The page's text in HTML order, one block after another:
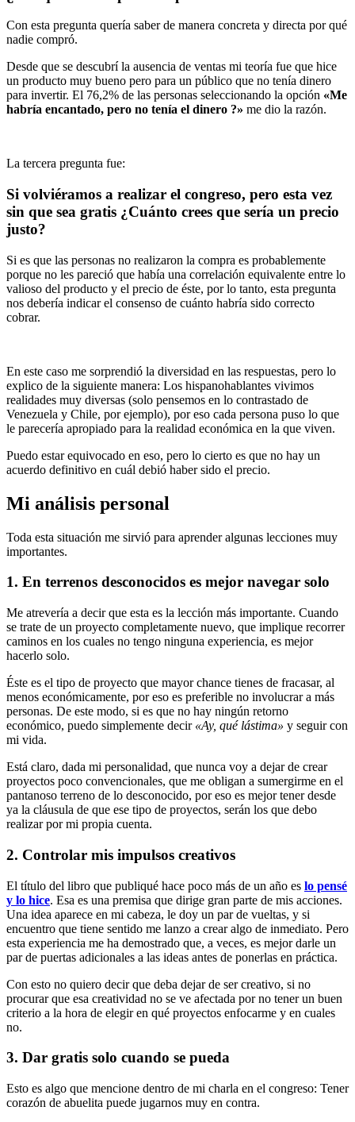
Con esta pregunta quería saber de manera concreta y directa por qué
nadie compró.
Desde que se descubrí la ausencia de ventas mi teoría fue que hice
un producto muy bueno pero para un público que no tenía dinero
para invertir. El 76,2% de las personas seleccionando la opción «Me
habría encantado, pero no tenía el dinero ?» me dio la razón.
La tercera pregunta fue:
Si volviéramos a realizar el congreso, pero esta vez
sin que sea gratis ¿Cuánto crees que sería un precio
justo?
Si es que las personas no realizaron la compra es probablemente
porque no les pareció que había una correlación equivalente entre lo
valioso del producto y el precio de éste, por lo tanto, esta pregunta
nos debería indicar el consenso de cuánto habría sido correcto
cobrar.
En este caso me sorprendió la diversidad en las respuestas, pero lo
explico de la siguiente manera: Los hispanohablantes vivimos
realidades muy diversas (solo pensemos en lo contrastado de
Venezuela y Chile, por ejemplo), por eso cada persona puso lo que
le parecería apropiado para la realidad económica en la que viven.
Puedo estar equivocado en eso, pero lo cierto es que no hay un
acuerdo definitivo en cuál debió haber sido el precio.
Mi análisis personal
Toda esta situación me sirvió para aprender algunas lecciones muy
importantes.
1. En terrenos desconocidos es mejor navegar solo
Me atrevería a decir que esta es la lección más importante. Cuando
se trate de un proyecto completamente nuevo, que implique recorrer
caminos en los cuales no tengo ninguna experiencia, es mejor
hacerlo solo.
Éste es el tipo de proyecto que mayor chance tienes de fracasar, al
menos económicamente, por eso es preferible no involucrar a más
personas. De este modo, si es que no hay ningún retorno
económico, puedo simplemente decir «Ay, qué lástima» y seguir con
mi vida.
Está claro, dada mi personalidad, que nunca voy a dejar de crear
proyectos poco convencionales, que me obligan a sumergirme en el
pantanoso terreno de lo desconocido, por eso es mejor tener desde
ya la cláusula de que ese tipo de proyectos, serán los que debo
realizar por mi propia cuenta.
2. Controlar mis impulsos creativos
El título del libro que publiqué hace poco más de un año es lo pensé
y lo hice. Esa es una premisa que dirige gran parte de mis acciones.
Una idea aparece en mi cabeza, le doy un par de vueltas, y si
encuentro que tiene sentido me lanzo a crear algo de inmediato. Pero
esta experiencia me ha demostrado que, a veces, es mejor darle un
par de puertas adicionales a las ideas antes de ponerlas en práctica.
Con esto no quiero decir que deba dejar de ser creativo, si no
procurar que esa creatividad no se ve afectada por no tener un buen
criterio a la hora de elegir en qué proyectos enfocarme y en cuales
no.
3. Dar gratis solo cuando se pueda
Esto es algo que mencione dentro de mi charla en el congreso: Tener
corazón de abuelita puede jugarnos muy en contra.